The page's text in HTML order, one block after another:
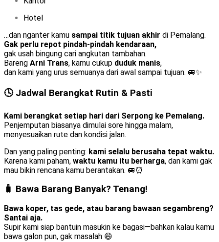
Hotel
…dan nganter kamu sampai titik tujuan akhir di Pemalang.
Gak perlu repot pindah-pindah kendaraan,
gak usah bingung cari angkutan tambahan.
Bareng Arni Trans, kamu cukup duduk manis,
dan kami yang urus semuanya dari awal sampai tujuan. 🚐✨
🕓 Jadwal Berangkat Rutin & Pasti
Kami berangkat setiap hari dari Serpong ke Pemalang.
Penjemputan biasanya dimulai sore hingga malam,
menyesuaikan rute dan kondisi jalan.
Dan yang paling penting: kami selalu berusaha tepat waktu.
Karena kami paham, waktu kamu itu berharga, dan kami gak
mau bikin rencana kamu berantakan. 🚐⏰
🧳 Bawa Barang Banyak? Tenang!
Bawa koper, tas gede, atau barang bawaan segambreng?
Santai aja.
Supir kami siap bantuin masukin ke bagasi—bahkan kalau kamu
bawa galon pun, gak masalah 😄